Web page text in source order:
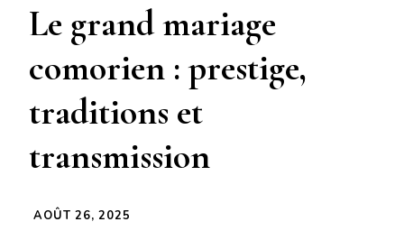
Le grand mariage
comorien : prestige,
traditions et
transmission
AOÛT 26, 2025